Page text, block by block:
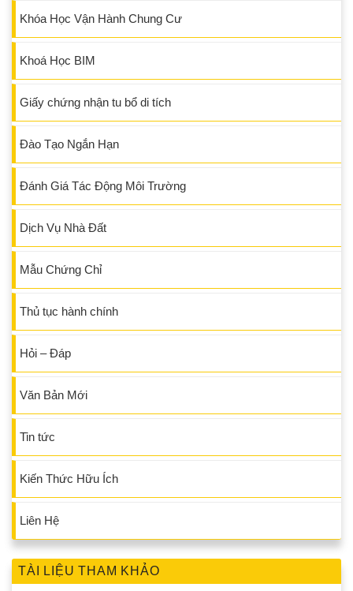
Khóa Học Vận Hành Chung Cư
Khoá Học BIM
Giấy chứng nhận tu bổ di tích
Đào Tạo Ngắn Hạn
Đánh Giá Tác Động Môi Trường
Dịch Vụ Nhà Đất
Mẫu Chứng Chỉ
Thủ tục hành chính
Hỏi – Đáp
Văn Bản Mới
Tin tức
Kiến Thức Hữu Ích
Liên Hệ
TÀI LIỆU THAM KHẢO